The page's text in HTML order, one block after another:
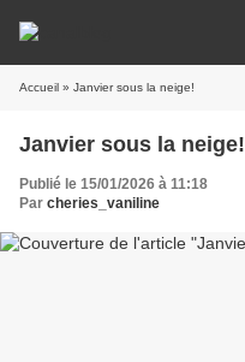
Accueil » Janvier sous la neige!
Janvier sous la neige!
Publié le 15/01/2026 à 11:18
Par cheries_vaniline